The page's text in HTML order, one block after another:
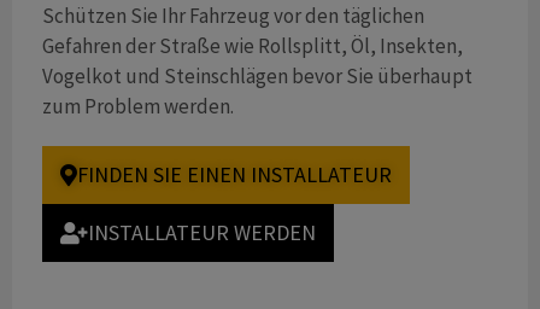
Schützen Sie Ihr Fahrzeug vor den täglichen
Gefahren der Straße wie Rollsplitt, Öl, Insekten,
Vogelkot und Steinschlägen bevor Sie überhaupt
zum Problem werden.
FINDEN SIE EINEN INSTALLATEUR
INSTALLATEUR WERDEN